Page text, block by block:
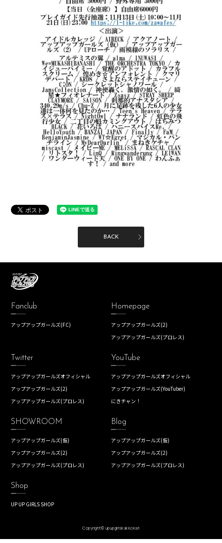
BACK
Fanclub
アップアップガールズ(FC)
Homepage
アップアップガールズ(2)
アップアップガールズ(プロレス)
Twitter
アップアップガールズオフィシャル
アップアップガールズ(2)
アップアップガールズ(プロレス)
YouTube
アップアップガールズオフィシャル
アップアップガールズ(YouTuber)
にきチャン！
SHOWROOM
アップアップガールズ(仮)
アップアップガールズ(2)
アップアップガールズ(プロレス)
Blog
アップアップガールズ(仮)
アップアップガールズ(2)
アップアップガールズ(プロレス)
Shop
UP UP GIRLS SHOP
Copyright© upupgirlskakkokari